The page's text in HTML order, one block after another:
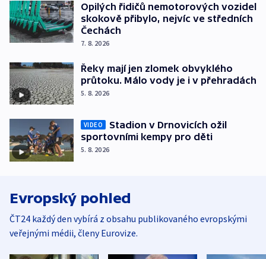
Opilých řidičů nemotorových vozidel
skokově přibylo, nejvíc ve středních
Čechách
7. 8. 2026
Řeky mají jen zlomek obvyklého
průtoku. Málo vody je i v přehradách
5. 8. 2026
VIDEO
Stadion v Drnovicích ožil
sportovními kempy pro děti
5. 8. 2026
Evropský pohled
ČT24 každý den vybírá z obsahu publikovaného evropskými
veřejnými médii, členy Eurovize.